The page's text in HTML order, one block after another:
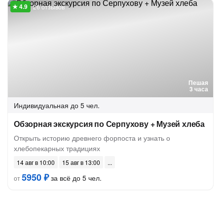
Пешая
3 часа
26 отзывов
Индивидуальная до 5 чел.
Обзорная экскурсия по Серпухову + Музей хлеба
Открыть историю древнего форпоста и узнать о
хлебопекарных традициях
14 авг в 10:00
15 авг в 13:00
от5950 ₽за всё до 5 чел.